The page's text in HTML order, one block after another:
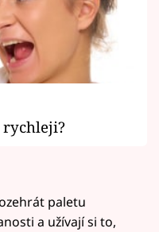
paletu
a užívají si to,